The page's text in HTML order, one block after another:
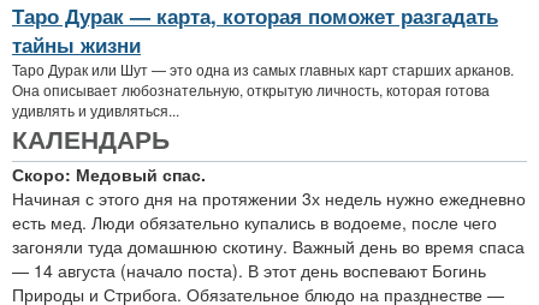
Таро Дурак — карта, которая поможет разгадать
тайны жизни
Таро Дурак или Шут — это одна из самых главных карт старших арканов.
Она описывает любознательную, открытую личность, которая готова
удивлять и удивляться...
КАЛЕНДАРЬ
Скоро: Медовый спас.
Начиная с этого дня на протяжении 3х недель нужно ежедневно
есть мед. Люди обязательно купались в водоеме, после чего
загоняли туда домашнюю скотину. Важный день во время спаса
— 14 августа (начало поста). В этот день воспевают Богинь
Природы и Стрибога. Обязательное блюдо на празднестве —